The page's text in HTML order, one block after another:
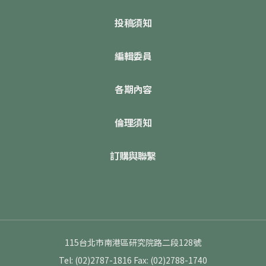
投稿須知
編輯委員
各期內容
倫理須知
訂購與聯繫
115台北市南港區研究院路二段128號
Tel: (02)2787-1816 Fax: (02)2788-1740